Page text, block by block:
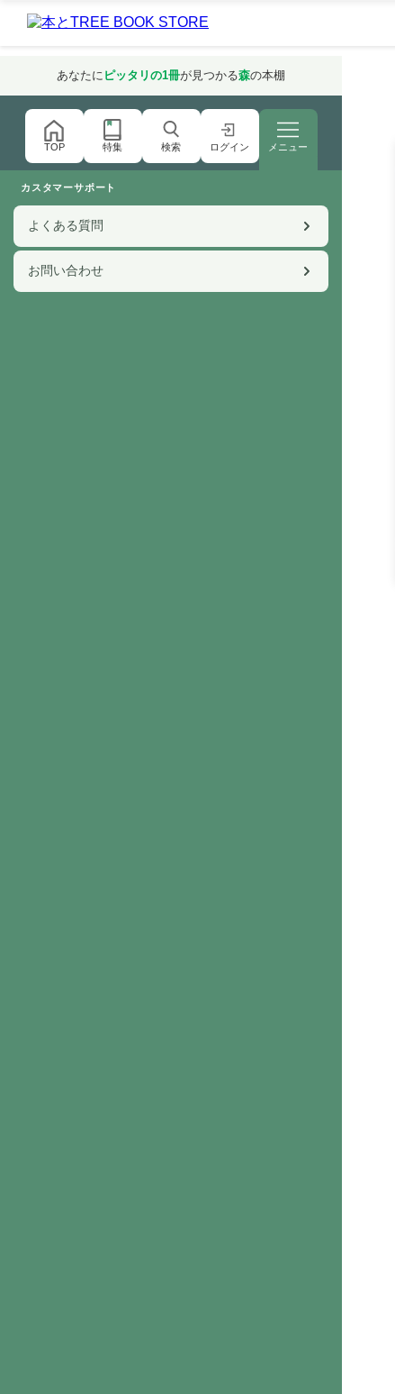
あなたに ピッタリの1冊が見つかる森の本棚
TOP 特集 検索 ログイン メニュー
カスタマーサポート
よくある質問
お問い合わせ